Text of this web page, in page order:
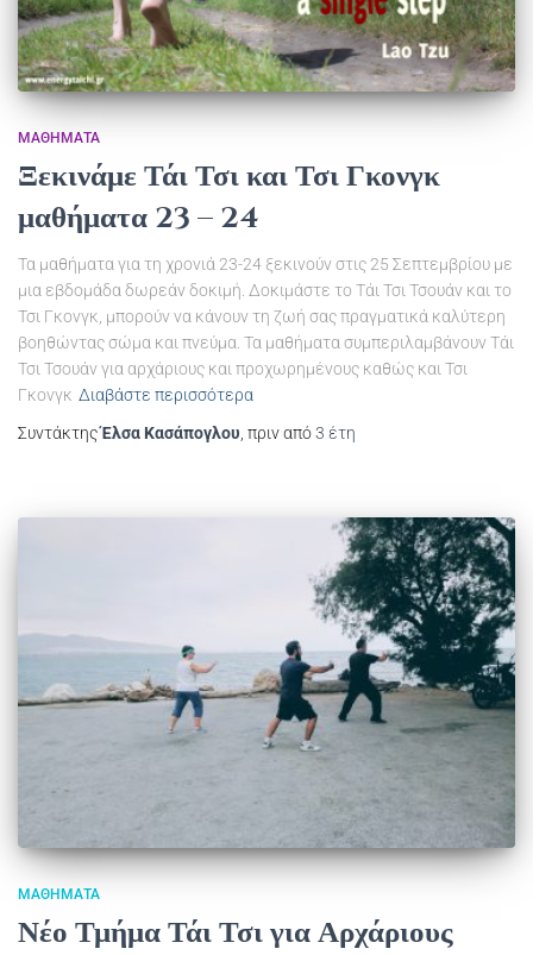
ΜΑΘΉΜΑΤΑ
Ξεκινάμε Τάι Τσι και Τσι Γκονγκ
μαθήματα 23 – 24
Τα μαθήματα για τη χρονιά 23-24 ξεκινούν στις 25 Σεπτεμβρίου με
μια εβδομάδα δωρεάν δοκιμή. Δοκιμάστε το Τάι Τσι Τσουάν και το
Τσι Γκονγκ, μπορούν να κάνουν τη ζωή σας πραγματικά καλύτερη
βοηθώντας σώμα και πνεύμα. Τα μαθήματα συμπεριλαμβάνουν Τάι
Τσι Τσουάν για αρχάριους και προχωρημένους καθώς και Τσι
Γκονγκ Διαβάστε περισσότερα
ΣυντάκτηςΈλσα Κασάπογλου , πριν από3 έτη
ΜΑΘΉΜΑΤΑ
Νέο Τμήμα Τάι Τσι για Αρχάριους